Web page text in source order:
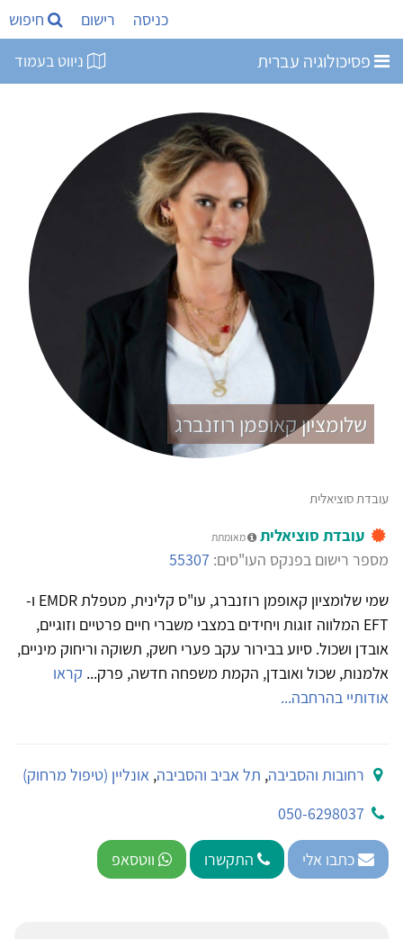
כניסה רישום חיפוש
פסיכולוגיה עברית ניווט בעמוד
שלומציון קאופמן רוזנברג
עובדת סוציאלית
עובדת סוציאלית מאומתת
מספר רישום בפנקס העו"סים: 55307
שמי שלומציון קאופמן רוזנברג, עו"ס קלינית, מטפלת EMDR ו-
EFT המלווה זוגות ויחידים במצבי משברי חיים פרטיים וזוגיים,
אובדן ושכול. סיוע בבירור עקב פערי חשק, תשוקה וריחוק מיניים,
אלמנות, שכול ואובדן, הקמת משפחה חדשה, פרק... קראו
אודותיי בהרחבה...
רחובות והסביבה, תל אביב והסביבה,אונליין (טיפול מרחוק)
050-6298037
כתבו אלי התקשרו ווטסאפ